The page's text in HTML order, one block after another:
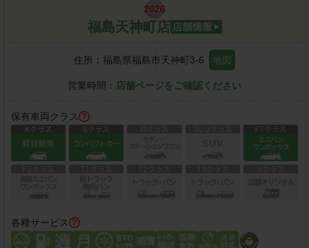
福島天神町店
住所： 福島県福島市天神町3-6 地図
営業時間： 店舗ページをご確認ください
保有車両クラス
各種サービス